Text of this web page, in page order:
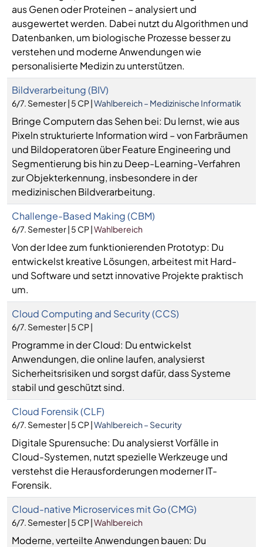
aus Genen oder Proteinen – analysiert und
ausgewertet werden. Dabei nutzt du Algorithmen und
Datenbanken, um biologische Prozesse besser zu
verstehen und moderne Anwendungen wie
personalisierte Medizin zu unterstützen.
Bildverarbeitung (BIV)
6/7. Semester | 5 CP |Wahlbereich – Medizinische Informatik
Bringe Computern das Sehen bei: Du lernst, wie aus
Pixeln strukturierte Information wird – von Farbräumen
und Bildoperatoren über Feature Engineering und
Segmentierung bis hin zu Deep-Learning-Verfahren
zur Objekterkennung, insbesondere in der
medizinischen Bildverarbeitung.
Challenge-Based Making (CBM)
6/7. Semester | 5 CP |Wahlbereich
Von der Idee zum funktionierenden Prototyp: Du
entwickelst kreative Lösungen, arbeitest mit Hard-
und Software und setzt innovative Projekte praktisch
um.
Cloud Computing and Security (CCS)
6/7. Semester | 5 CP |
Programme in der Cloud: Du entwickelst
Anwendungen, die online laufen, analysierst
Sicherheitsrisiken und sorgst dafür, dass Systeme
stabil und geschützt sind.
Cloud Forensik (CLF)
6/7. Semester | 5 CP |Wahlbereich – Security
Digitale Spurensuche: Du analysierst Vorfälle in
Cloud-Systemen, nutzt spezielle Werkzeuge und
verstehst die Herausforderungen moderner IT-
Forensik.
Cloud-native Microservices mit Go (CMG)
6/7. Semester | 5 CP |Wahlbereich
Moderne, verteilte Anwendungen bauen: Du